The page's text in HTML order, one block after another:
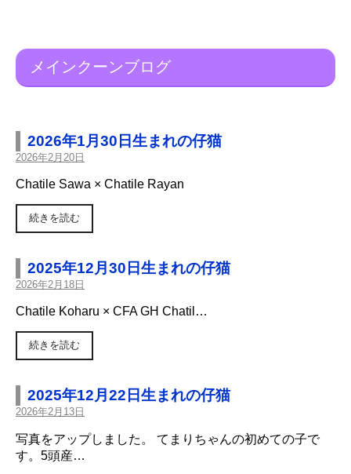
メインクーンブログ
2026年1月30日生まれの仔猫
2026年2月20日
Chatile Sawa × Chatile Rayan
続きを読む
2025年12月30日生まれの仔猫
2026年2月18日
Chatile Koharu × CFA GH Chatil…
続きを読む
2025年12月22日生まれの仔猫
2026年2月13日
写真をアップしました。 てまりちゃんの初めての子で
す。5頭産…